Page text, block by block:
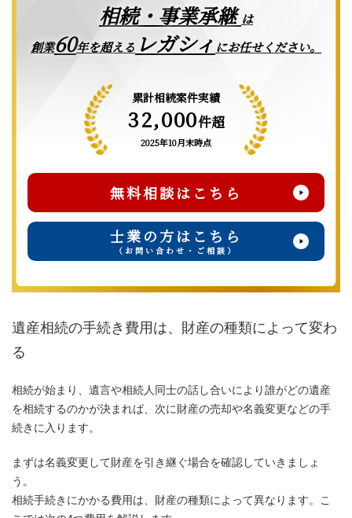
相続・事業承継は
創業60年を超える レガシィ にお任せください。
累計相続案件実績
32,000件超
2025年10月末時点
無料相談はこちら
士業の方はこちら
（お問い合わせ・ご相談）
遺産相続の手続き費用は、財産の種類によって変わ
る
相続が始まり、遺言や相続人同士の話し合いにより誰がどの遺産
を相続するのかが決まれば、次に財産の売却や名義変更などの手
続きに入ります。
まずは名義変更して財産を引き継ぐ場合を確認していきましょ
う。
相続手続きにかかる費用は、財産の種類によって異なります。こ